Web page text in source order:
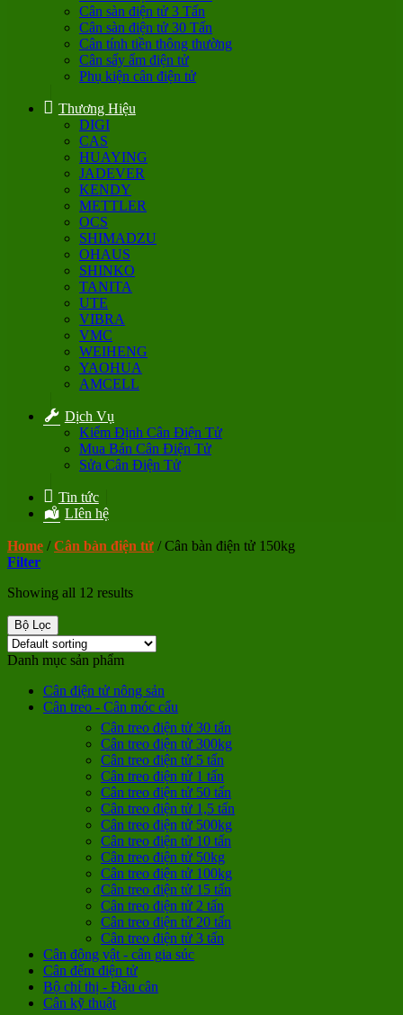
Cân sàn điện tử 3 Tấn
Cân sàn điện tử 30 Tấn
Cân tính tiền thông thường
Cân sấy ẩm điện tử
Phụ kiện cân điện tử
Thương Hiệu
DIGI
CAS
HUAYING
JADEVER
KENDY
METTLER
OCS
SHIMADZU
OHAUS
SHINKO
TANITA
UTE
VIBRA
VMC
WEIHENG
YAOHUA
AMCELL
Dịch Vụ
Kiểm Định Cân Điện Tử
Mua Bán Cân Điện Tử
Sửa Cân Điện Tử
Tin tức
LIên hệ
Home / Cân bàn điện tử /Cân bàn điện tử 150kg
Filter
Showing all 12 results
Bộ Lọc
Danh mục sản phẩm
Cân điện tử nông sản
Cân treo - Cân móc cẩu
Cân treo điện tử 30 tấn
Cân treo điện tử 300kg
Cân treo điện tử 5 tấn
Cân treo điện tử 1 tấn
Cân treo điện tử 50 tấn
Cân treo điện tử 1,5 tấn
Cân treo điện tử 500kg
Cân treo điện tử 10 tấn
Cân treo điện tử 50kg
Cân treo điện tử 100kg
Cân treo điện tử 15 tấn
Cân treo điện tử 2 tấn
Cân treo điện tử 20 tấn
Cân treo điện tử 3 tấn
Cân động vật - cân gia súc
Cân đếm điện tử
Bộ chỉ thị - Đầu cân
Cân kỹ thuật